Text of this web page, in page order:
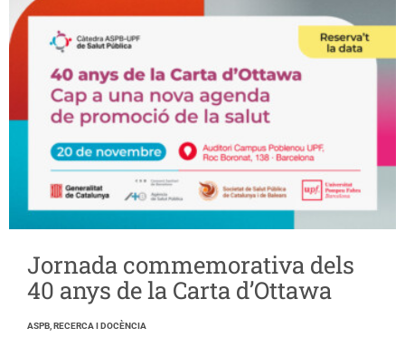
Jornada commemorativa dels
40 anys de la Carta d’Ottawa
ASPB, RECERCA I DOCÈNCIA